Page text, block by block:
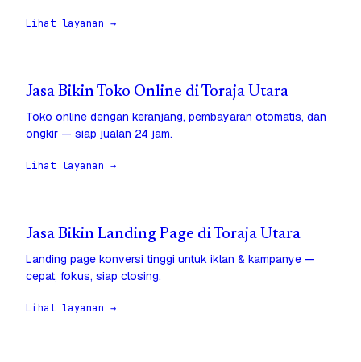
Lihat layanan →
Jasa Bikin Toko Online di Toraja Utara
Toko online dengan keranjang, pembayaran otomatis, dan
ongkir — siap jualan 24 jam.
Lihat layanan →
Jasa Bikin Landing Page di Toraja Utara
Landing page konversi tinggi untuk iklan & kampanye —
cepat, fokus, siap closing.
Lihat layanan →